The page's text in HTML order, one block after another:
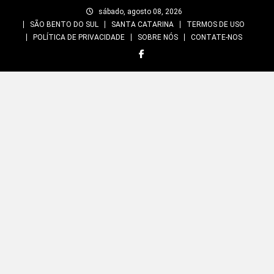
sábado, agosto 08, 2026
SÃO BENTO DO SUL
SANTA CATARINA
TERMOS DE USO
POLÍTICA DE PRIVACIDADE
SOBRE NÓS CONTATE-NOS